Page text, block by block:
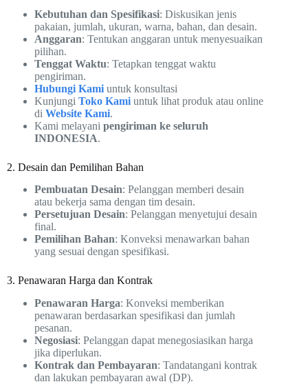
Kebutuhan dan Spesifikasi: Diskusikan jenis
pakaian, jumlah, ukuran, warna, bahan, dan desain.
Anggaran: Tentukan anggaran untuk menyesuaikan
pilihan.
Tenggat Waktu: Tetapkan tenggat waktu
pengiriman.
Hubungi Kami untuk konsultasi
Kunjungi Toko Kami untuk lihat produk atau online
di Website Kami.
Kami melayani pengiriman ke seluruh
INDONESIA.
2. Desain dan Pemilihan Bahan
Pembuatan Desain: Pelanggan memberi desain
atau bekerja sama dengan tim desain.
Persetujuan Desain: Pelanggan menyetujui desain
final.
Pemilihan Bahan: Konveksi menawarkan bahan
yang sesuai dengan spesifikasi.
3. Penawaran Harga dan Kontrak
Penawaran Harga: Konveksi memberikan
penawaran berdasarkan spesifikasi dan jumlah
pesanan.
Negosiasi: Pelanggan dapat menegosiasikan harga
jika diperlukan.
Kontrak dan Pembayaran: Tandatangani kontrak
dan lakukan pembayaran awal (DP).